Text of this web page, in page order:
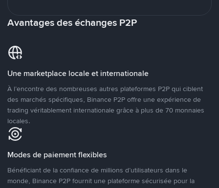
Avantages des échanges P2P
Une marketplace locale et internationale
À l’encontre des nombreuses autres plateformes P2P qui ciblent
des marchés spécifiques, Binance P2P offre une expérience de
trading véritablement internationale grâce à plus de 70 monnaies
locales.
Modes de paiement flexibles
Bénéficiant de la confiance de millions d’utilisateurs dans le
monde, Binance P2P fournit une plateforme sécurisée pour la